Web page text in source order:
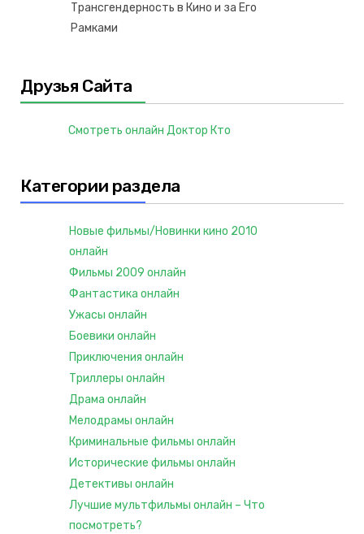
Трансгендерность в Кино и за Его
Рамками
Друзья Сайта
Смотреть онлайн Доктор Кто
Категории раздела
Новые фильмы/Новинки кино 2010
онлайн
Фильмы 2009 онлайн
Фантастика онлайн
Ужасы онлайн
Боевики онлайн
Приключения онлайн
Триллеры онлайн
Драма онлайн
Мелодрамы онлайн
Криминальные фильмы онлайн
Исторические фильмы онлайн
Детективы онлайн
Лучшие мультфильмы онлайн – Что
посмотреть?